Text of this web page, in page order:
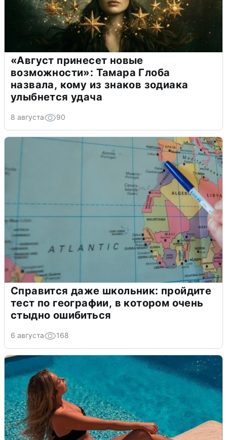
«Август принесет новые
возможности»: Тамара Глоба
назвала, кому из знаков зодиака
улыбнется удача
8 августа 90
Справится даже школьник: пройдите
тест по географии, в котором очень
стыдно ошибиться
6 августа 168